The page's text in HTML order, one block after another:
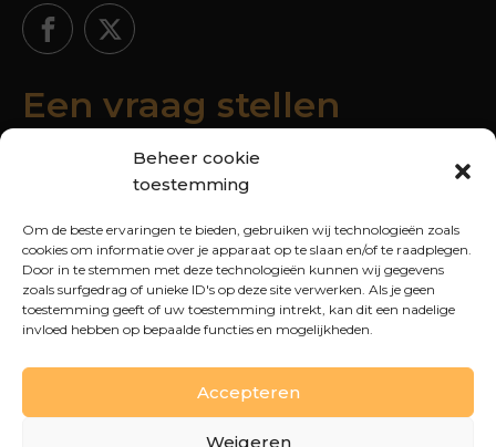
Beheer cookie
toestemming
Om de beste ervaringen te bieden, gebruiken wij technologieën zoals
cookies om informatie over je apparaat op te slaan en/of te raadplegen.
Door in te stemmen met deze technologieën kunnen wij gegevens
zoals surfgedrag of unieke ID's op deze site verwerken. Als je geen
toestemming geeft of uw toestemming intrekt, kan dit een nadelige
invloed hebben op bepaalde functies en mogelijkheden.
Accepteren
Weigeren
Een vraag stellen